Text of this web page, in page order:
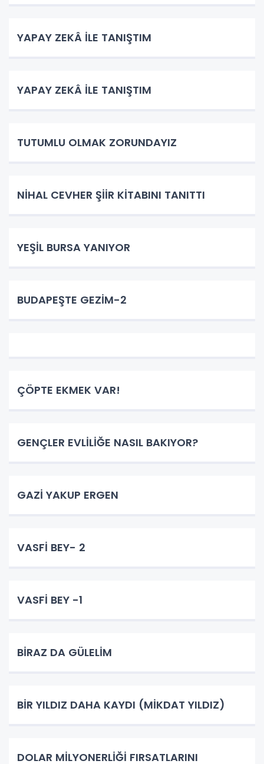
YAPAY ZEKÂ İLE TANIŞTIM
YAPAY ZEKÂ İLE TANIŞTIM
TUTUMLU OLMAK ZORUNDAYIZ
NİHAL CEVHER ŞİİR KİTABINI TANITTI
YEŞİL BURSA YANIYOR
BUDAPEŞTE GEZİM-2
ÇÖPTE EKMEK VAR!
GENÇLER EVLİLİĞE NASIL BAKIYOR?
GAZİ YAKUP ERGEN
VASFİ BEY- 2
VASFİ BEY -1
BİRAZ DA GÜLELİM
BİR YILDIZ DAHA KAYDI (MİKDAT YILDIZ)
DOLAR MİLYONERLİĞİ FIRSATLARINI